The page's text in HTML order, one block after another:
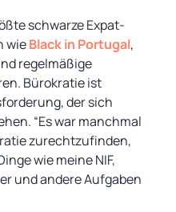
schwarze Expat-
wieBlack in Portugal,
regelmäßige
Bürokratie ist
der sich
“Es war manchmal
zurechtzufinden,
wie meine NIF,
und andere Aufgaben